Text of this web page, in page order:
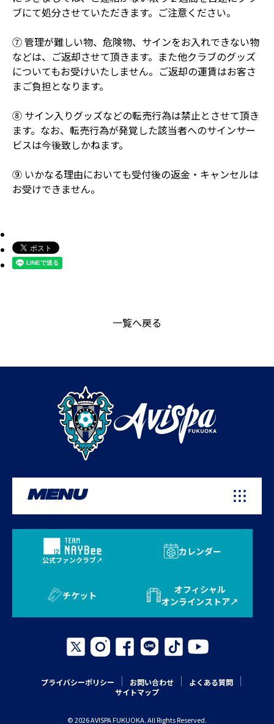
ブにて処分させていただきます。ご注意ください。
⑦ 管理が難しい物、危険物、サインをお入れできない物
などは、ご返却させて頂きます。また他クラブのグッズ
についてもお受けいたしません。ご返却の運賃はお客さ
まご負担となります。
⑧ サイン入りグッズなどの転売行為は禁止とさせて頂き
ます。なお、転売行為が発覚した該当者へのサインサー
ビスは今後致しかねます。
⑨ いかなる理由においても受付後の返金・キャンセルは
お受けできません。
一覧へ戻る
MENU
公式ファンクラブ
カレンダー
チケット
オフィシャル
オンラインストア
プライバシーポリシー お問い合わせ
よくある質問
サイトマップ
© 2026 AVISPA FUKUOKA. All Rights Reserved.